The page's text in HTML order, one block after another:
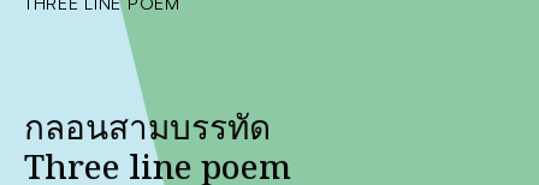
กลอนสามบรรทัด
Three line poem